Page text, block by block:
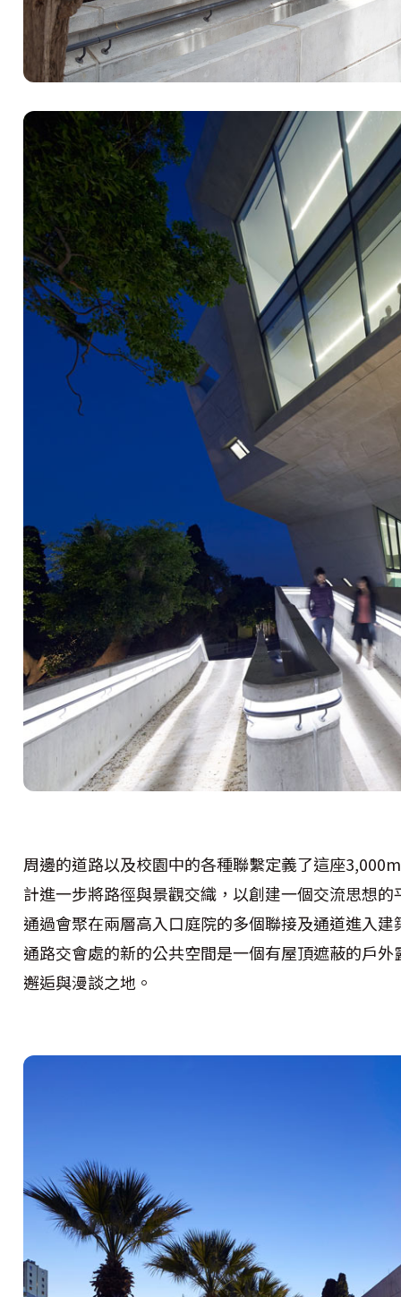
周邊的道路以及校園中的各種聯繫定義了這座
計進一步將路徑與景觀交織，以創建一個交流思想
通過會聚在兩層高入口庭院的多個聯接及通道進入
通路交會處的新的公共空間是一個有屋頂遮蔽的戶
邂逅與漫談之地。